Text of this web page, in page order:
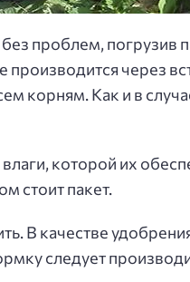
проблем, погрузив
через
корням. Как и в
влаги, которой их
стоит пакет.
качестве
следует